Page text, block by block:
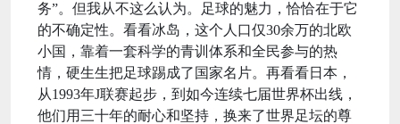
务”。但我从不这么认为。足球的魅力，恰恰在于它
的不确定性。看看冰岛，这个人口仅30余万的北欧
小国，靠着一套科学的青训体系和全民参与的热
情，硬生生把足球踢成了国家名片。再看看日本，
从1993年J联赛起步，到如今连续七届世界杯出线，
他们用三十年的耐心和坚持，换来了世界足坛的尊